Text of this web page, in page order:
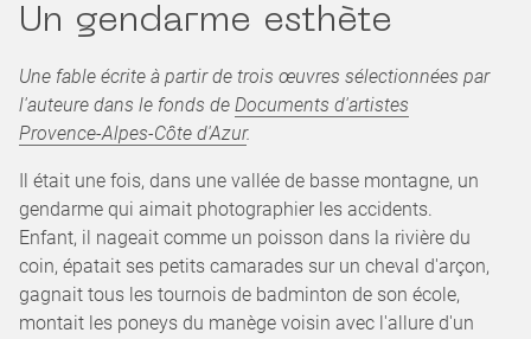
Un gendarme esthète
Une fable écrite à partir de trois œuvres sélectionnées par
l'auteure dans le fonds de Documents d'artistes
Provence-Alpes-Côte d'Azur.
Il était une fois, dans une vallée de basse montagne, un
gendarme qui aimait photographier les accidents.
Enfant, il nageait comme un poisson dans la rivière du
coin, épatait ses petits camarades sur un cheval d'arçon,
gagnait tous les tournois de badminton de son école,
montait les poneys du manège voisin avec l'allure d'un